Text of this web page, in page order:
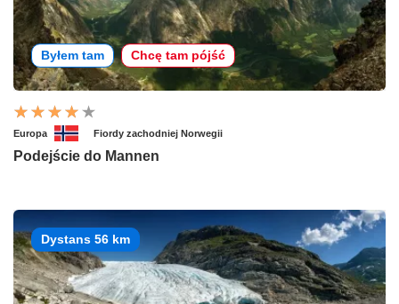
Byłem tam Chcę tam pójść
Europa Fiordy zachodniej Norwegii
Podejście do Mannen
Dystans 56 km